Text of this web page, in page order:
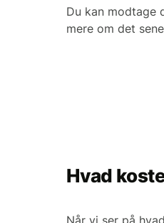
Du kan modtage
mere om det
Hvad
Når vi ser på